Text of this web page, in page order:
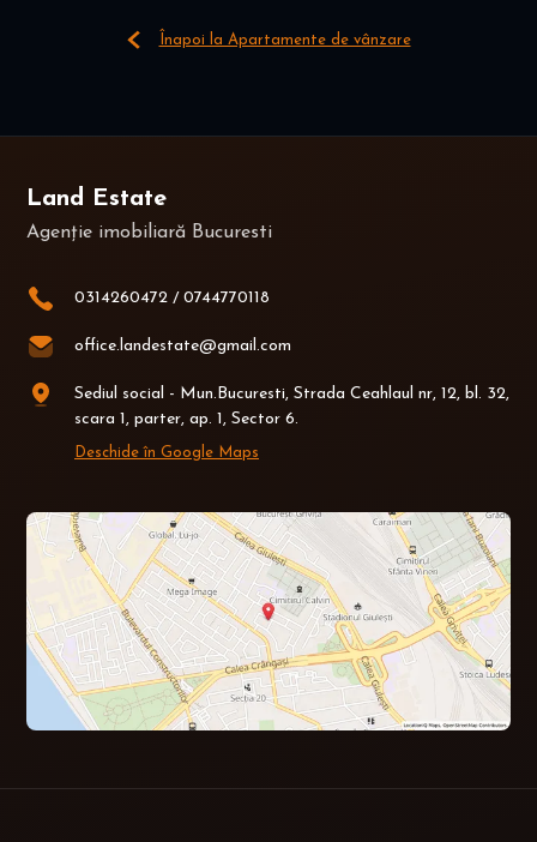
Înapoi la Apartamente de vânzare
Land Estate
Agenție imobiliară Bucuresti
0314260472 / 0744770118
office.landestate@gmail.com
Sediul social - Mun.Bucuresti, Strada Ceahlaul nr, 12, bl. 32,
scara 1, parter, ap. 1, Sector 6.
Deschide în Google Maps